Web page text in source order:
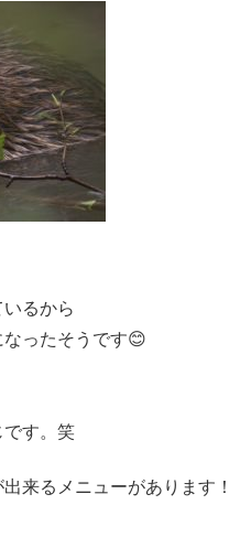
るから
ったそうです😊
です。笑
来るメニューがあります！